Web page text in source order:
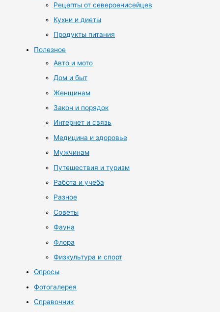
Рецепты от североенисейцев
Кухни и диеты
Продукты питания
Полезное
Авто и мото
Дом и быт
Женщинам
Закон и порядок
Интернет и связь
Медицина и здоровье
Мужчинам
Путешествия и туризм
Работа и учеба
Разное
Советы
Фауна
Флора
Физкультура и спорт
Опросы
Фотогалерея
Справочник